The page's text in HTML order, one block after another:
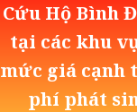
Cứu Hộ Bình
tại các khu
mức giá cạnh
phí phát